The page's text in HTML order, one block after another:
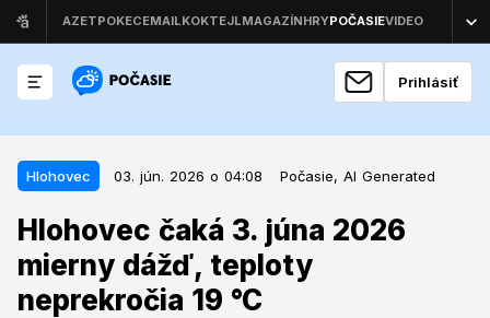
Prihlásiť
Hlohovec 03. jún. 2026 o 04:08 Počasie, AI Generated
Hlohovec čaká 3. júna 2026
mierny dážď, teploty
neprekročia 19 °C
Hlohovec 03. jún. 2026 o 04:08
Hlohovec čaká 3. júna 2026
mierny dážď, teploty neprekročia
19 °C